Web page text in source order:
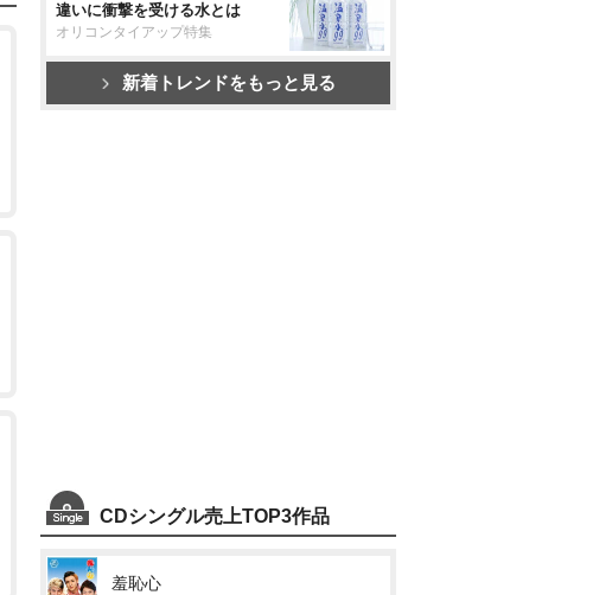
違いに衝撃を受ける水とは
オリコンタイアップ特集
新着トレンドをもっと見る
CDシングル売上TOP3作品
羞恥心